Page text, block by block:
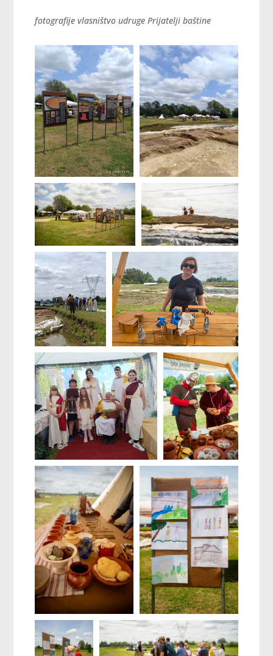
fotografije vlasništvo udruge Prijatelji baštine